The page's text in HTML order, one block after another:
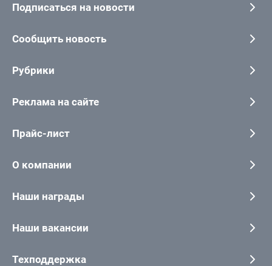
Подписаться на новости
Сообщить новость
Рубрики
Реклама на сайте
Прайс-лист
О компании
Наши награды
Наши вакансии
Техподдержка